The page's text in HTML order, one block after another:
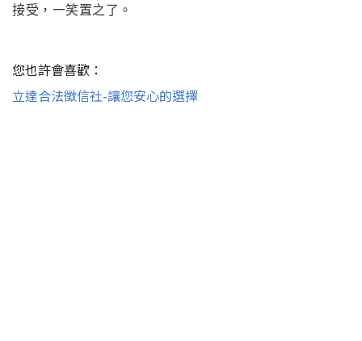
接受，一笑置之了。
您也許會喜歡：
立達合法徵信社-讓您安心的選擇